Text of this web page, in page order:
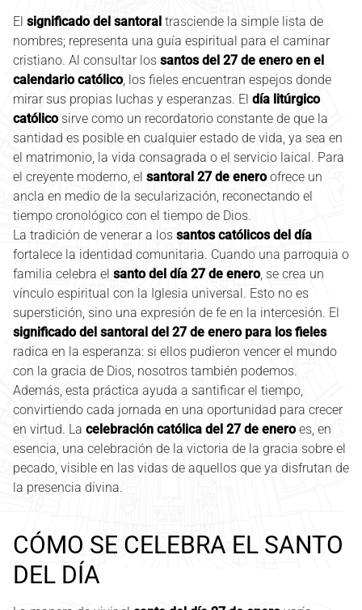
El significado del santoral trasciende la simple lista de
nombres; representa una guía espiritual para el caminar
cristiano. Al consultar los santos del 27 de enero en el
calendario católico, los fieles encuentran espejos donde
mirar sus propias luchas y esperanzas. El día litúrgico
católicosirve como un recordatorio constante de que la
santidad es posible en cualquier estado de vida, ya sea en
el matrimonio, la vida consagrada o el servicio laical. Para
el creyente moderno, el santoral 27 de eneroofrece un
ancla en medio de la secularización, reconectando el
tiempo cronológico con el tiempo de Dios.
La tradición de venerar a los santos católicos del día
fortalece la identidad comunitaria. Cuando una parroquia o
familia celebra el santo del día 27 de enero, se crea un
vínculo espiritual con la Iglesia universal. Esto no es
superstición, sino una expresión de fe en la intercesión. El
significado del santoral del 27 de enero para los fieles
radica en la esperanza: si ellos pudieron vencer el mundo
con la gracia de Dios, nosotros también podemos.
Además, esta práctica ayuda a santificar el tiempo,
convirtiendo cada jornada en una oportunidad para crecer
en virtud. La celebración católica del 27 de eneroes, en
esencia, una celebración de la victoria de la gracia sobre el
pecado, visible en las vidas de aquellos que ya disfrutan de
la presencia divina.
CÓMO SE CELEBRA EL SANTO
DEL DÍA